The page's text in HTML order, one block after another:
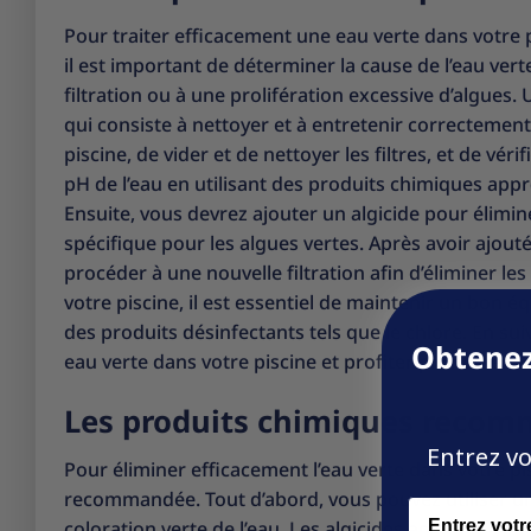
Pour traiter efficacement une eau verte dans votre
il est important de déterminer la cause de l’eau
filtration ou à une prolifération excessive d’algues.
qui consiste à nettoyer et à entretenir
piscine, de vider et de nettoyer les filtres, et de
pH de l’eau en utilisant des produits chimiques
Ensuite, vous devrez ajouter un algicide pour
spécifique pour les algues vertes. Après avoir
procéder à une nouvelle filtration afin d’éliminer
votre piscine, il est essentiel de maintenir un bon
des produits désinfectants tels que le chlore. En
eau verte dans votre piscine et profiter
Les produits chimiques
Pour éliminer efficacement l’eau verte dans votre
recommandée. Tout d’abord, vous pouvez utiliser
Entrez
Name